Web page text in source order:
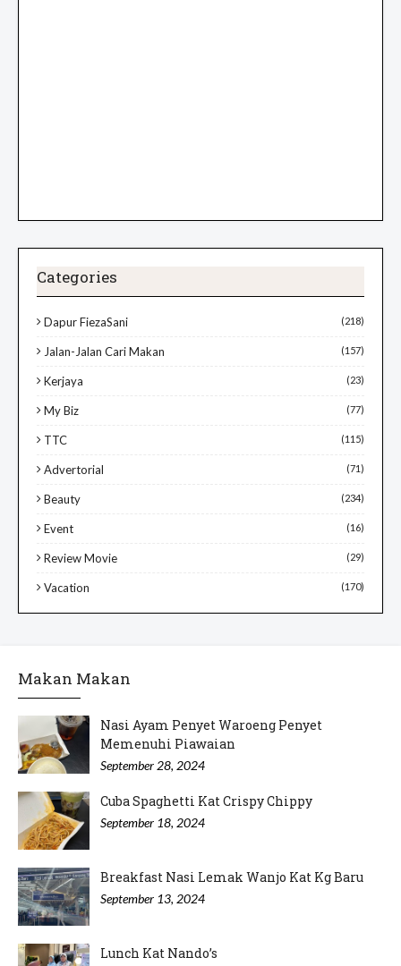
Categories
Dapur FiezaSani (218)
Jalan-Jalan Cari Makan (157)
Kerjaya (23)
My Biz (77)
TTC (115)
Advertorial (71)
Beauty (234)
Event (16)
Review Movie (29)
Vacation (170)
Makan Makan
Nasi Ayam Penyet Waroeng Penyet
Memenuhi Piawaian
September 28, 2024
Cuba Spaghetti Kat Crispy Chippy
September 18, 2024
Breakfast Nasi Lemak Wanjo Kat Kg Baru
September 13, 2024
Lunch Kat Nando’s